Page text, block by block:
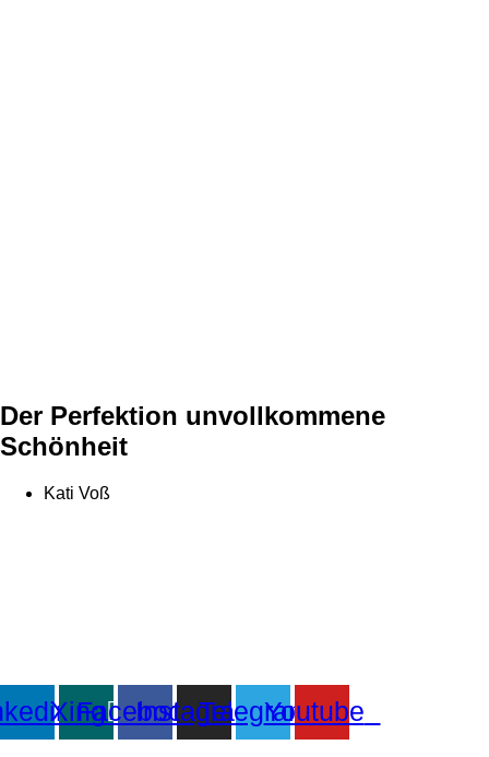
Der Perfektion unvollkommene
Schönheit
Kati Voß
XingFacebookInstagram
TelegramYoutube